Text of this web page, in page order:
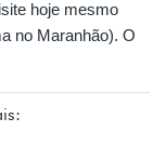
hoje mesmo
no Maranhão). O